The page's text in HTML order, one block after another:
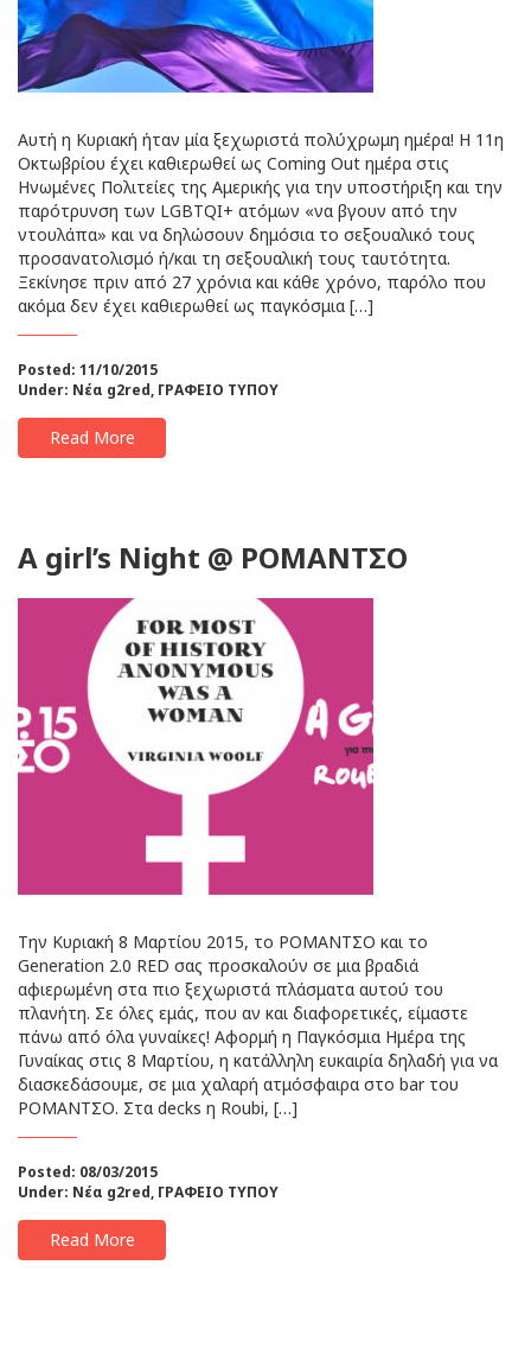
Αυτή η Κυριακή ήταν μία ξεχωριστά πολύχρωμη ημέρα! Η 11η
Οκτωβρίου έχει καθιερωθεί ως Coming Out ημέρα στις
Ηνωμένες Πολιτείες της Αμερικής για την υποστήριξη και την
παρότρυνση των LGBTQI+ ατόμων «να βγουν από την
ντουλάπα» και να δηλώσουν δημόσια το σεξουαλικό τους
προσανατολισμό ή/και τη σεξουαλική τους ταυτότητα.
Ξεκίνησε πριν από 27 χρόνια και κάθε χρόνο, παρόλο που
ακόμα δεν έχει καθιερωθεί ως παγκόσμια […]
Posted: 11/10/2015
Under: Νέα g2red, ΓΡΑΦΕΙΟ ΤΥΠΟΥ
Read More
A girl’s Night @ ΡΟΜΑΝΤΣΟ
Την Κυριακή 8 Μαρτίου 2015, το ΡΟΜΑΝΤΣΟ και το
Generation 2.0 RED σας προσκαλούν σε μια βραδιά
αφιερωμένη στα πιο ξεχωριστά πλάσματα αυτού του
πλανήτη. Σε όλες εμάς, που αν και διαφορετικές, είμαστε
πάνω από όλα γυναίκες! Αφορμή η Παγκόσμια Ημέρα της
Γυναίκας στις 8 Μαρτίου, η κατάλληλη ευκαιρία δηλαδή για να
διασκεδάσουμε, σε μια χαλαρή ατμόσφαιρα στο bar του
ΡΟΜΑΝΤΣΟ. Στα decks η Roubi, […]
Posted: 08/03/2015
Under: Νέα g2red, ΓΡΑΦΕΙΟ ΤΥΠΟΥ
Read More